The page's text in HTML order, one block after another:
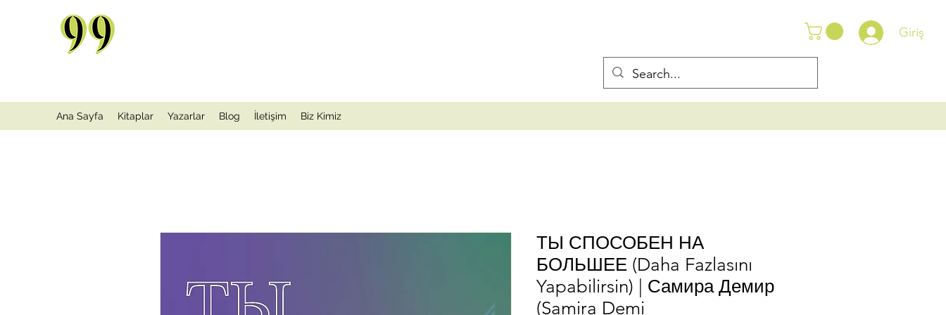
Giriş
Ana Sayfa Kitaplar Yazarlar Blog İletişim Biz Kimiz
ТЫ СПОСОБЕН НА
БОЛЬШЕЕ (Daha Fazlasını
Yapabilirsin) | Самира Демир
(Samira Demi